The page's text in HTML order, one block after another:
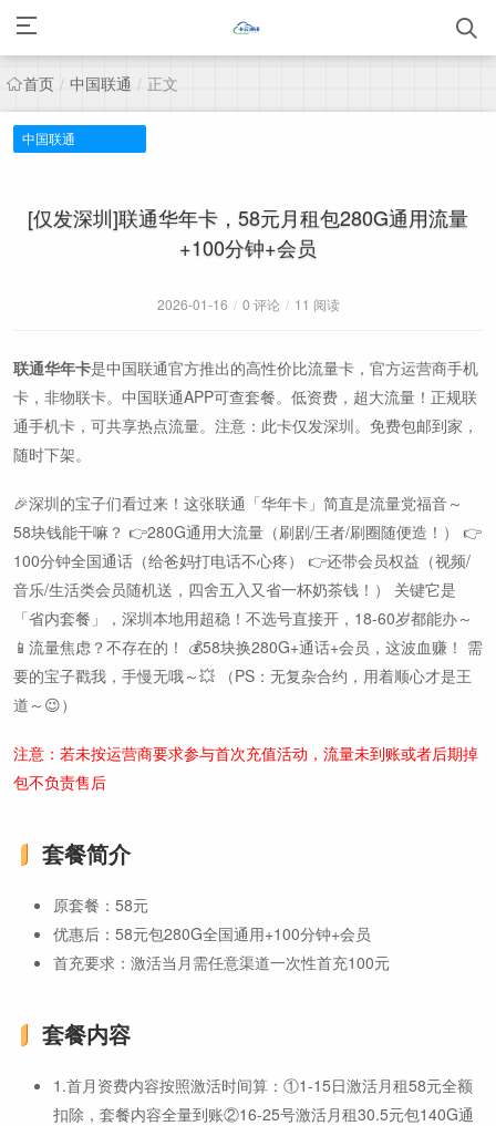
首页 / 中国联通 / 正文
中国联通
[仅发深圳]联通华年卡，58元月租包280G通用流量
+100分钟+会员
2026-01-16 / 0 评论 / 11 阅读
联通华年卡是中国联通官方推出的高性价比流量卡，官方运营商手机
卡，非物联卡。中国联通APP可查套餐。低资费，超大流量！正规联
通手机卡，可共享热点流量。注意：此卡仅发深圳。免费包邮到家，
随时下架。
🎉深圳的宝子们看过来！这张联通「华年卡」简直是流量党福音～
58块钱能干嘛？ 👉280G通用大流量（刷剧/王者/刷圈随便造！） 👉
100分钟全国通话（给爸妈打电话不心疼） 👉还带会员权益（视频/
音乐/生活类会员随机送，四舍五入又省一杯奶茶钱！） 关键它是
「省内套餐」，深圳本地用超稳！不选号直接开，18-60岁都能办～
📱流量焦虑？不存在的！ 💰58块换280G+通话+会员，这波血赚！ 需
要的宝子戳我，手慢无哦～💥 （PS：无复杂合约，用着顺心才是王
道～😉）
注意：若未按运营商要求参与首次充值活动，流量未到账或者后期掉
包不负责售后
套餐简介
原套餐：58元
优惠后：58元包280G全国通用+100分钟+会员
首充要求：激活当月需任意渠道一次性首充100元
套餐内容
1.首月资费内容按照激活时间算：①1-15日激活月租58元全额
扣除，套餐内容全量到账②16-25号激活月租30.5元包140G通